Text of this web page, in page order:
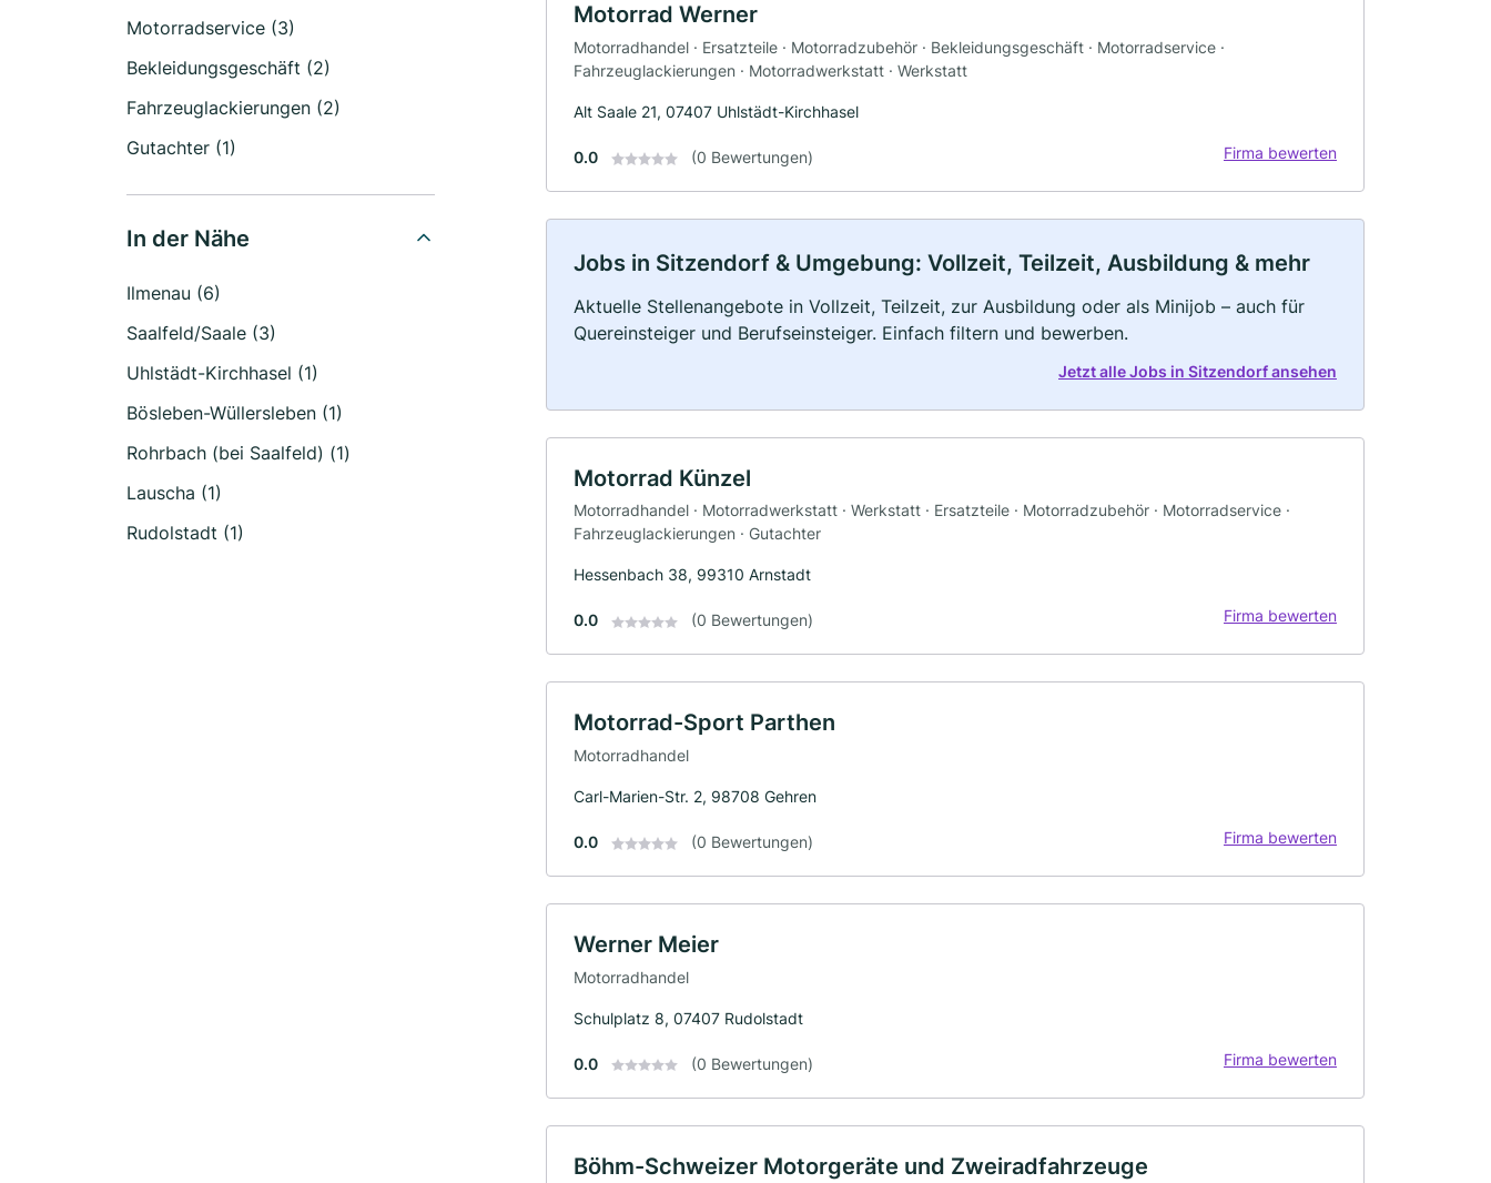
Motorradservice (3)
Bekleidungsgeschäft (2)
Fahrzeuglackierungen (2)
Gutachter (1)
In der Nähe
Ilmenau (6)
Saalfeld/Saale (3)
Uhlstädt-Kirchhasel (1)
Bösleben-Wüllersleben (1)
Rohrbach (bei Saalfeld) (1)
Lauscha (1)
Rudolstadt (1)
Motorrad Werner
Motorradhandel · Ersatzteile · Motorradzubehör · Bekleidungsgeschäft · Motorradservice ·
Fahrzeuglackierungen · Motorradwerkstatt · Werkstatt
Alt Saale 21, 07407 Uhlstädt-Kirchhasel
0.0 (0 Bewertungen) Firma bewerten
Jobs in Sitzendorf & Umgebung: Vollzeit, Teilzeit, Ausbildung & mehr
Aktuelle Stellenangebote in Vollzeit, Teilzeit, zur Ausbildung oder als Minijob – auch für
Quereinsteiger und Berufseinsteiger. Einfach filtern und bewerben.
Jetzt alle Jobs in Sitzendorf ansehen
Motorrad Künzel
Motorradhandel · Motorradwerkstatt · Werkstatt · Ersatzteile · Motorradzubehör · Motorradservice ·
Fahrzeuglackierungen · Gutachter
Hessenbach 38, 99310 Arnstadt
0.0 (0 Bewertungen) Firma bewerten
Motorrad-Sport Parthen
Motorradhandel
Carl-Marien-Str. 2, 98708 Gehren
0.0 (0 Bewertungen) Firma bewerten
Werner Meier
Motorradhandel
Schulplatz 8, 07407 Rudolstadt
0.0 (0 Bewertungen) Firma bewerten
Böhm-Schweizer Motorgeräte und Zweiradfahrzeuge